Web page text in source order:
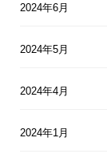
2024年6月
2024年5月
2024年4月
2024年1月